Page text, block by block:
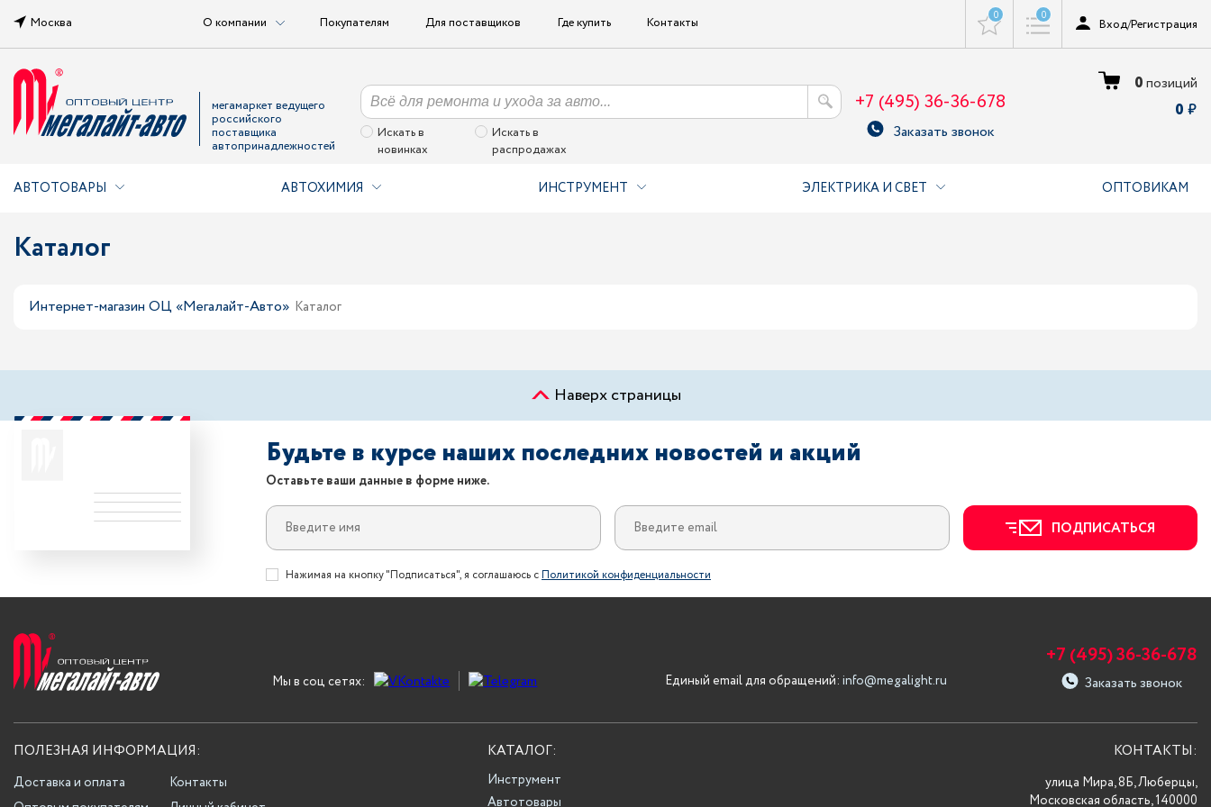
Москва О компании Покупателям Для поставщиков Где купить Контакты 0 0
Вход/Регистрация
мегамаркет ведущего
российского
поставщика
автопринадлежностей
Искать в
новинках
Искать в
распродажах
+7 (495) 36-36-678
Заказать звонок
0позиций
0
АВТОТОВАРЫ АВТОХИМИЯ ИНСТРУМЕНТ ЭЛЕКТРИКА И СВЕТ ОПТОВИКАМ
Каталог
Интернет-магазин ОЦ «Мегалайт-Авто» Каталог
Наверх страницы
Будьте в курсе наших последних новостей и акций
Оставьте ваши данные в форме ниже.
ПОДПИСАТЬСЯ
Нажимая на кнопку "Подписаться", я соглашаюсь сПолитикой конфиденциальности
Мы в соц сетях: Единый email для обращений: info@megalight.ru
+7 (495) 36-36-678
Заказать звонок
ПОЛЕЗНАЯ ИНФОРМАЦИЯ:
Доставка и оплата
Контакты
КАТАЛОГ:
Инструмент
Автотовары
КОНТАКТЫ:
улица Мира, 8Б, Люберцы,
Московская область, 140000